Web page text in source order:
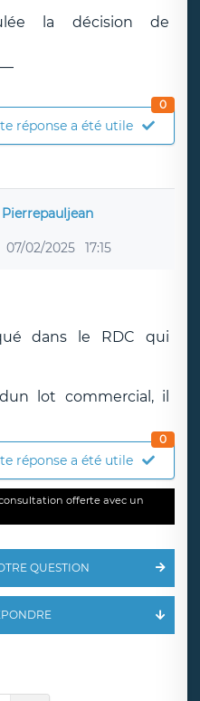
la décision de
réponse a été utile
0
Pierrepauljean
07/02/2025 17:15
dans le RDC qui
lot commercial, il
réponse a été utile
0
offerte avec un
QUESTION